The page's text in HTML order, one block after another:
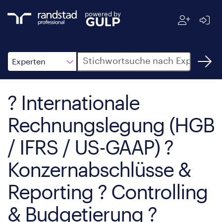
powered by
Experten
Suche
? Internationale
Rechnungslegung (HGB
/ IFRS / US-GAAP) ?
Konzernabschlüsse &
Reporting ? Controlling
& Budgetierung ?